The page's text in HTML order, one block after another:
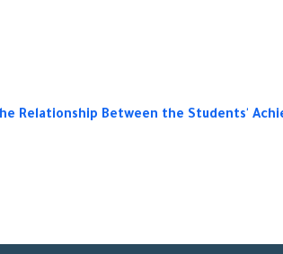
Relationship Between the Students'